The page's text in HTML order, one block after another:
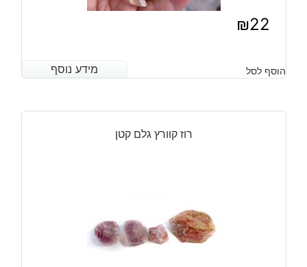
₪22
מידע נוסף הוסף לסל מידע נוסף
רוז קוורץ גלם קטן